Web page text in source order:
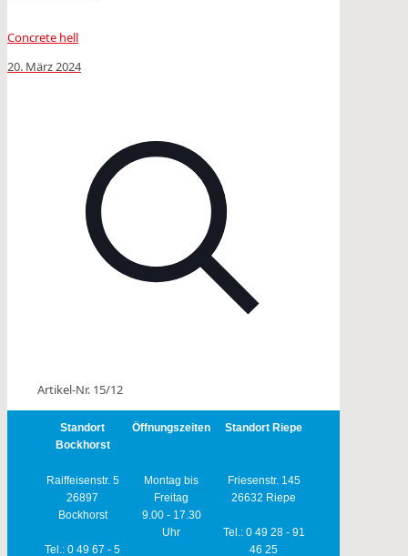
Concrete hell
20. März 2024
Artikel-Nr. 15/12
Standort
Bockhorst
Öffnungszeiten Standort Riepe
Raiffeisenstr. 5
26897
Bockhorst
Tel.: 0 49 67 - 5
Montag bis
Freitag
9.00 - 17.30
Uhr
Friesenstr. 145
26632 Riepe
Tel.: 0 49 28 - 91
46 25